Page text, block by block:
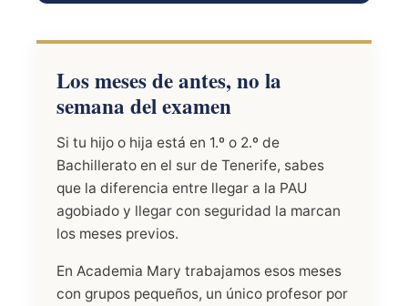
Los meses de antes, no la
semana del examen
Si tu hijo o hija está en 1.º o 2.º de
Bachillerato en el sur de Tenerife, sabes
que la diferencia entre llegar a la PAU
agobiado y llegar con seguridad la marcan
los meses previos.
En Academia Mary trabajamos esos meses
con grupos pequeños, un único profesor por